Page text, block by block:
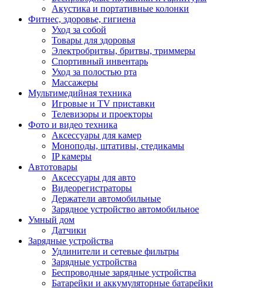
Акустика и портативные колонки
Фитнес, здоровье, гигиена
Уход за собой
Товары для здоровья
Электробритвы, бритвы, триммеры
Спортивный инвентарь
Уход за полостью рта
Массажеры
Мультимедийная техника
Игровые и TV приставки
Телевизоры и проекторы
Фото и видео техника
Аксессуары для камер
Моноподы, штативы, стедикамы
IP камеры
Автотовары
Аксессуары для авто
Видеорегистраторы
Держатели автомобильные
Зарядное устройство автомобильное
Умный дом
Датчики
Зарядные устройства
Удлинители и сетевые фильтры
Зарядные устройства
Беспроводные зарядные устройства
Батарейки и аккумуляторные батарейки